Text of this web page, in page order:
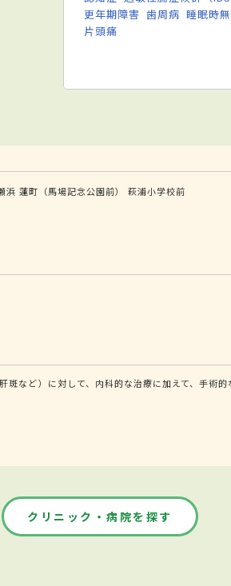
更年期障害 歯周病 睡眠時
片頭痛
浜 蓮町（馬場記念公園前）
萩浦小学校前
など）に対して、内科的な治療に加えて、手術
クリニック・病院を探す